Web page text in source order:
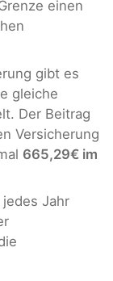
einen
gibt es
gleiche
Der Beitrag
Versicherung
665,29€ im
Jahr